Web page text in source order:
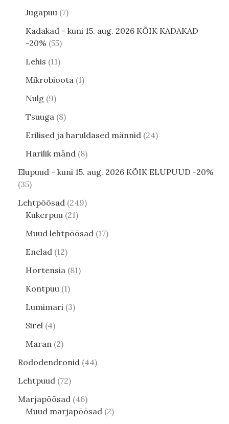
Jugapuu 7
Kadakad - kuni 15. aug. 2026 KÕIK KADAKAD
-20% 55
Lehis 11
Mikrobioota 1
Nulg 9
Tsuuga 8
Erilised ja haruldased männid 24
Harilik mänd 8
Elupuud - kuni 15. aug. 2026 KÕIK ELUPUUD -20%
35
Lehtpõõsad 249
Kukerpuu 21
Muud lehtpõõsad 17
Enelad 12
Hortensia 81
Kontpuu 1
Lumimari 3
Sirel 4
Maran 2
Rododendronid 44
Lehtpuud 72
Marjapõõsad 46
Muud marjapõõsad 2